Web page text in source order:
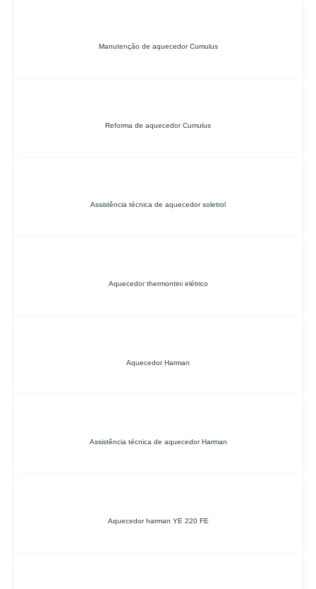
Manutenção de aquecedor Cumulus
Reforma de aquecedor Cumulus
Assistência técnica de aquecedor soletrol
Aquecedor thermontini elétrico
Aquecedor Harman
Assistência técnica de aquecedor Harman
Aquecedor harman YE 220 FE